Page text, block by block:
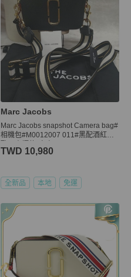
Marc Jacobs
Marc Jacobs snapshot Camera bag#
相機包#M0012007 011#黑配酒紅色#
TWD 10,980
全新品 本地 免運